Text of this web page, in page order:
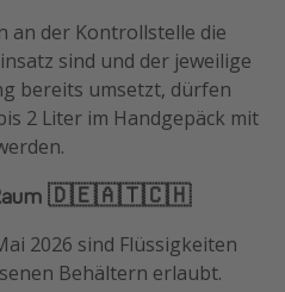
an der Kontrollstelle die
sind und der jeweilige
bereits umsetzt, dürfen
2 Liter im Handgepäck mit
Raum 🇩🇪🇦🇹🇨🇭
2026 sind Flüssigkeiten
Behältern erlaubt.